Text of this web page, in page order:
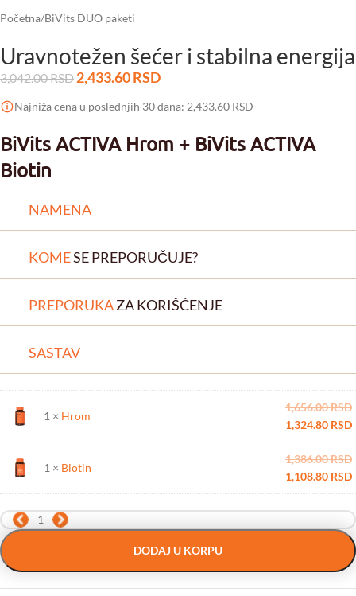
Početna/BiVits DUO paketi
Uravnotežen šećer i stabilna energija
3,042.00RSD 2,433.60RSD
Najniža cena u poslednjih 30 dana: 2,433.60 RSD
BiVits ACTIVA Hrom + BiVits ACTIVA
Biotin
NAMENA
KOMESE PREPORUČUJE?
PREPORUKAZA KORIŠĆENJE
SASTAV
1 × Hrom
1,656.00RSD
1,324.80 RSD
1 × Biotin
1,386.00RSD
1,108.80 RSD
DODAJ U KORPU